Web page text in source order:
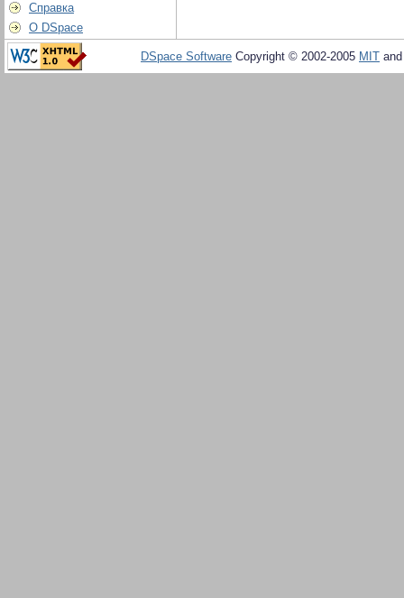
Справка
О DSpace
DSpace Software Copyright © 2002-2005 MIT